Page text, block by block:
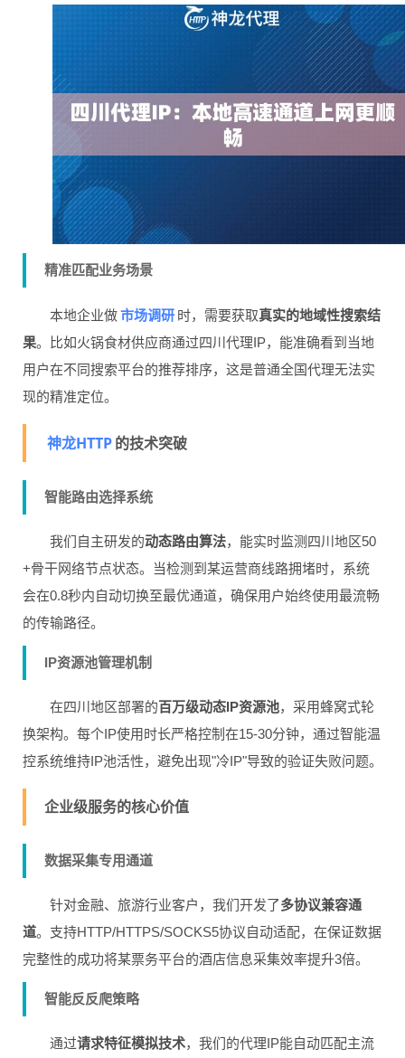
精准匹配业务场景
本地企业做市场调研 时，需要获取真实的地域性搜索结
果。比如火锅食材供应商通过四川代理IP，能准确看到当地
用户在不同搜索平台的推荐排序，这是普通全国代理无法实
现的精准定位。
神龙HTTP 的技术突破
智能路由选择系统
我们自主研发的动态路由算法，能实时监测四川地区50
+骨干网络节点状态。当检测到某运营商线路拥堵时，系统
会在0.8秒内自动切换至最优通道，确保用户始终使用最流畅
的传输路径。
IP资源池管理机制
在四川地区部署的百万级动态IP资源池，采用蜂窝式轮
换架构。每个IP使用时长严格控制在15-30分钟，通过智能温
控系统维持IP池活性，避免出现"冷IP"导致的验证失败问题。
企业级服务的核心价值
数据采集专用通道
针对金融、旅游行业客户，我们开发了多协议兼容通
道。支持HTTP/HTTPS/SOCKS5协议自动适配，在保证数据
完整性的成功将某票务平台的酒店信息采集效率提升3倍。
智能反反爬策略
通过请求特征模拟技术，我们的代理IP能自动匹配主流